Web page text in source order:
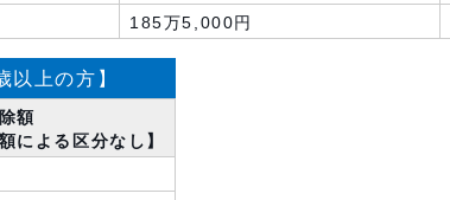
185万5,000円
以上の方】
額
による区分なし】